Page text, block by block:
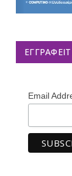
Email